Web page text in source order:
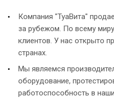
Компания "ТуаВита"
за рубежом. По всему
клиентов. У нас открыто
странах.
Мы являемся
оборудование,
работоспособность в